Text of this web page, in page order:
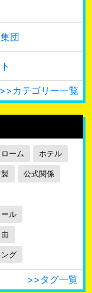
団
>>カテゴリー一覧
ーム ホテル
公式関係
ール
グ
>>タグ一覧